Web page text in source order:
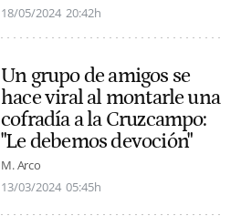
18/05/2024 20:42h
Un grupo de amigos se
hace viral al montarle una
cofradía a la Cruzcampo:
"Le debemos devoción"
M. Arco
13/03/2024 05:45h